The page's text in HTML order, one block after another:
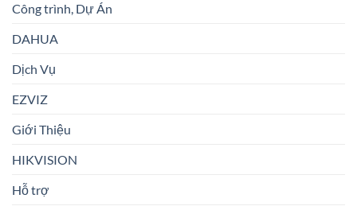
Công trình, Dự Án
DAHUA
Dịch Vụ
EZVIZ
Giới Thiệu
HIKVISION
Hỗ trợ